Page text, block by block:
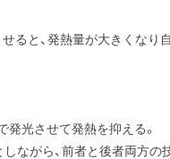
ると、発熱量が大きくな
発光させて発熱を抑える。
しながら、前者と後者両